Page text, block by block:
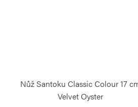
Nůž Santoku Classic Colour 17
Velvet Oyster